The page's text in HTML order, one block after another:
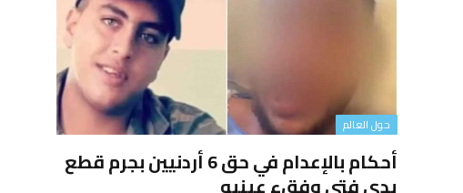
حول العالم
أحكام بالإعدام في حق 6 أردنيين بجرم قطع
يدي فتى وفقء عينيه